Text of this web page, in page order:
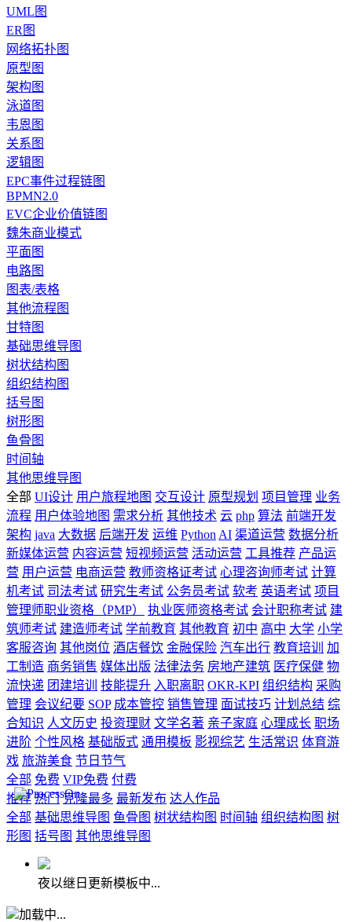
UML图
ER图
网络拓扑图
原型图
架构图
泳道图
韦恩图
关系图
逻辑图
EPC事件过程链图
BPMN2.0
EVC企业价值链图
魏朱商业模式
平面图
电路图
图表/表格
其他流程图
甘特图
基础思维导图
树状结构图
组织结构图
括号图
树形图
鱼骨图
时间轴
其他思维导图
全部 UI设计 用户旅程地图 交互设计 原型规划 项目管理 业务
流程 用户体验地图 需求分析 其他技术 云 php 算法 前端开发
架构 java 大数据 后端开发 运维 Python AI 渠道运营 数据分析
新媒体运营 内容运营 短视频运营 活动运营 工具推荐 产品运
营 用户运营 电商运营 教师资格证考试 心理咨询师考试 计算
机考试 司法考试 研究生考试 公务员考试 软考 英语考试 项目
管理师职业资格（PMP）
执业医师资格考试 会计职称考试 建
筑师考试 建造师考试 学前教育 其他教育 初中 高中 大学 小学
客服咨询 其他岗位 酒店餐饮 金融保险 汽车出行 教育培训
加
工制造 商务销售 媒体出版 法律法务 房地产建筑 医疗保健 物
流快递 团建培训 技能提升 入职离职 OKR-KPI 组织结构 采购
管理 会议纪要 SOP 成本管控 销售管理 面试技巧 计划总结 综
合知识 人文历史 投资理财 文学名著 亲子家庭 心理成长 职场
进阶 个性风格 基础版式 通用模板 影视综艺 生活常识 体育游
戏 旅游美食 节日节气
全部 免费 VIP免费 付费
推荐 热门 克隆最多 最新发布 达人作品
全部 基础思维导图 鱼骨图 树状结构图 时间轴 组织结构图 树
形图 括号图 其他思维导图
夜以继日更新模板中...
加载中...